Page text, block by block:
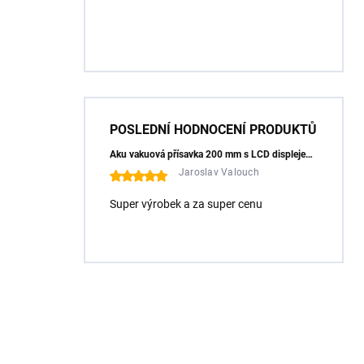
POSLEDNÍ HODNOCENÍ PRODUKTŮ
Aku vakuová přísavka 200 mm s LCD displejem (150 kg) - HÖGERT HT3B355
Jaroslav Valouch
Super výrobek a za super cenu